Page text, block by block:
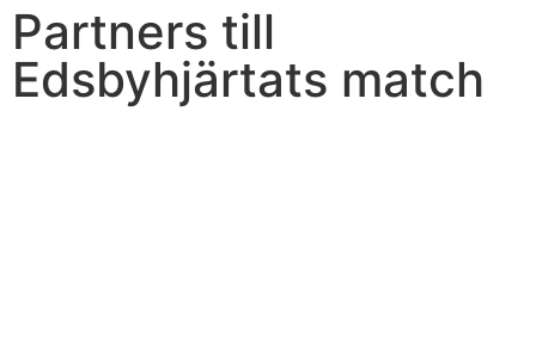
Partners till
Edsbyhjärtats match